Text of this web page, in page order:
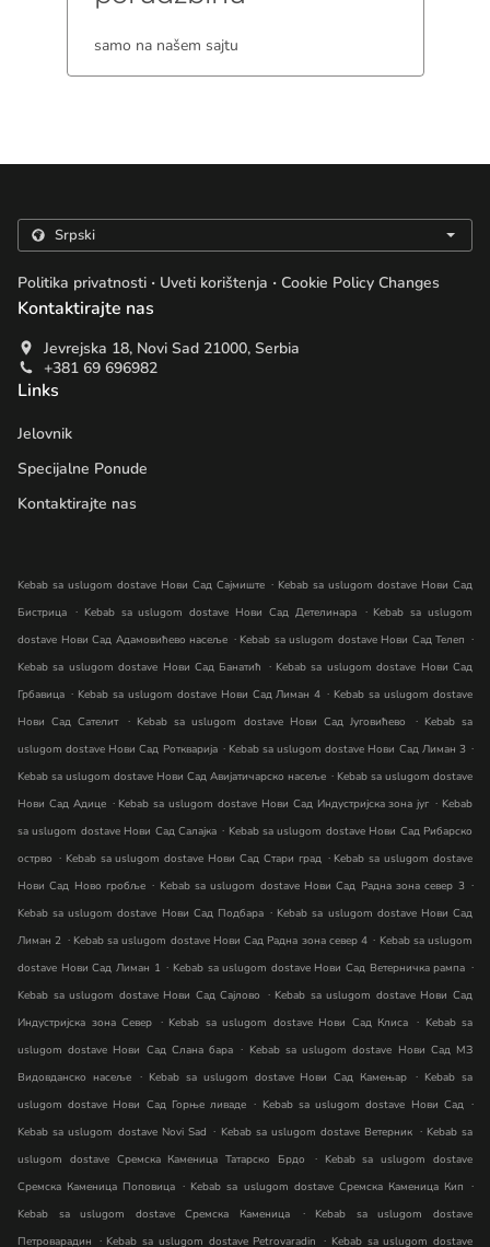
samo na našem sajtu
Politika privatnosti . Uveti korištenja . Cookie Policy Changes
Kontaktirajte nas
Jevrejska 18, Novi Sad 21000, Serbia
+381 69 696982
Links
Jelovnik
Specijalne Ponude
Kontaktirajte nas
Kebab sa uslugom dostave Нови Сад Сајмиште . Kebab sa uslugom dostave Нови Сад
Бистрица . Kebab sa uslugom dostave Нови Сад Детелинара . Kebab sa uslugom
dostave Нови Сад Адамовићево насеље . Kebab sa uslugom dostave Нови Сад Телеп .
Kebab sa uslugom dostave Нови Сад Банатић . Kebab sa uslugom dostave Нови Сад
Грбавица . Kebab sa uslugom dostave Нови Сад Лиман 4 . Kebab sa uslugom dostave
Нови Сад Сателит
. Kebab sa uslugom dostave Нови Сад Југовићево . Kebab sa
uslugom dostave Нови Сад Роткварија . Kebab sa uslugom dostave Нови Сад Лиман 3 .
Kebab sa uslugom dostave Нови Сад Авијатичарско насеље . Kebab sa uslugom dostave
Нови Сад Адице . Kebab sa uslugom dostave Нови Сад Индустријска зона југ . Kebab
sa uslugom dostave Нови Сад Салајка . Kebab sa uslugom dostave Нови Сад Рибарско
острво . Kebab sa uslugom dostave Нови Сад Стари град . Kebab sa uslugom dostave
Нови Сад Ново гробље . Kebab sa uslugom dostave Нови Сад Радна зона север 3 .
Kebab sa uslugom dostave Нови Сад Подбара . Kebab sa uslugom dostave Нови Сад
Лиман 2 . Kebab sa uslugom dostave Нови Сад Радна зона север 4 . Kebab sa uslugom
dostave Нови Сад Лиман 1 . Kebab sa uslugom dostave Нови Сад Ветерничка рампа .
Kebab sa uslugom dostave Нови Сад Сајлово . Kebab sa uslugom dostave Нови Сад
Индустријска зона Север . Kebab sa uslugom dostave Нови Сад Клиса . Kebab sa
uslugom dostave Нови Сад Слана бара . Kebab sa uslugom dostave Нови Сад МЗ
Видовданско насеље . Kebab sa uslugom dostave Нови Сад Камењар . Kebab sa
uslugom dostave Нови Сад Горње ливаде . Kebab sa uslugom dostave Нови Сад .
Kebab sa uslugom dostave Novi Sad . Kebab sa uslugom dostave Ветерник . Kebab sa
uslugom dostave Сремска Каменица Татарско Брдо
. Kebab sa uslugom dostave
Сремска Каменица Поповица . Kebab sa uslugom dostave Сремска Каменица Кип .
Kebab sa uslugom dostave Сремска Каменица
.
Kebab sa uslugom dostave
Петроварадин . Kebab sa uslugom dostave Petrovaradin . Kebab sa uslugom dostave